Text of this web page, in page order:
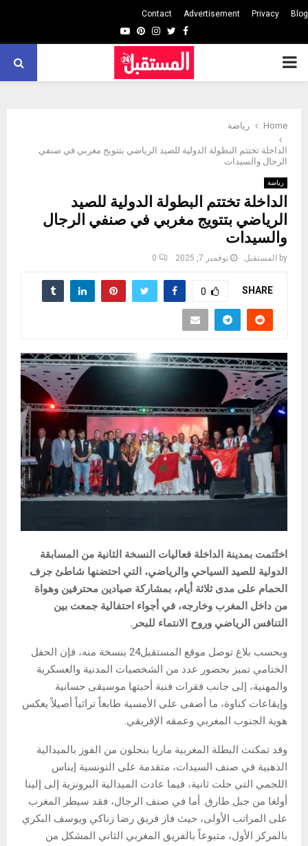
Blog
Privacy
Advertisement
Contact
Facebook
Twitter
Instagram
Pinterest
Youtube
PRIMARY
Home رياضة
الداخلة تختتم البطولة الدولية للصيد الرياضي بتتويج مغربي في صنفي
الرجال والسيدات
رياضة
الداخلة تختتم البطولة الدولية للصيد
الرياضي بتتويج مغربي في صنفي الرجال
والسيدات
by المستقبل نوفمبر 7, 2025 0
SHARE
0
اختُتمت بمدينة الداخلة فعاليات النسخة الثانية من المسابقة
الدولية للصيد السياحي والرياضي، التي احتضنها شاطئ جرف
الحمام على مدى ثلاثة أيام، بمشاركة صيادين محترفين وهواة
من داخل المغرب وخارجه، في أجواء احتفالية جمعت بين
التنافس الرياضي وروح الانتماء للبحر.
وبحسب بلاغ توصل موقع المستقبل24 بنسخة منه، فإن الحفل
الختامي تميز بحضور عدد من الشخصيات المدنية والعسكرية
والمهنية، إلى جانب فقرات فنية أحيتها موسيقى حسانية
وإيقاعات كناوة، ما أضفى على الأمسية طابعاً تراثياً أصيلاً يعكس
هوية الجنوب المغربي وعمقه الإفريقي.
وقد تمكنت البطلة المغربية ماريا بنجلون من الفوز بالميدالية
الذهبية في صنف السيدات، متقدمة على التونسية إيناس
اللجمي التي حلت ثانية، فيما عادت الميدالية البرونزية إلى إلينا
أولغا من جبل طارق. أما في صنف الرجال، فقد سيطر المغرب
على المراتب الأولى، حيث فاز فريق رضا زناكي ويوسف البكري
بالمركز الأول، متبوعاً بالفريق المغربي الثاني المشكل من